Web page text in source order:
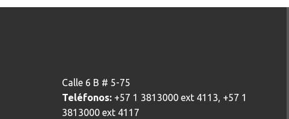
Calle 6 B # 5-75
Teléfonos: +57 1 3813000 ext 4113, +57 1
3813000 ext 4117